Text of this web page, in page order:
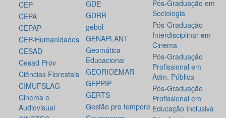
CEP
CEPA
CEPAP
CEP-Humanidades
CESAD
Cesad Prov
Ciências Florestais
CIMUFSLAG
Cinema e
Audiovisual
GDE
GDRR
gebol
GENAPLANT
Geomática
Educacional
GEORIOEMAR
GEPPIP
GERTS
Gestão pro tempore
Pós-Graduação em
Sociologia
Pós-Graduação
Interdisciplinar em
Cinema
Pós-Graduação
Profissional em
Adm. Pública
Pós-Graduação
Profissional em
Educação Inclusiva